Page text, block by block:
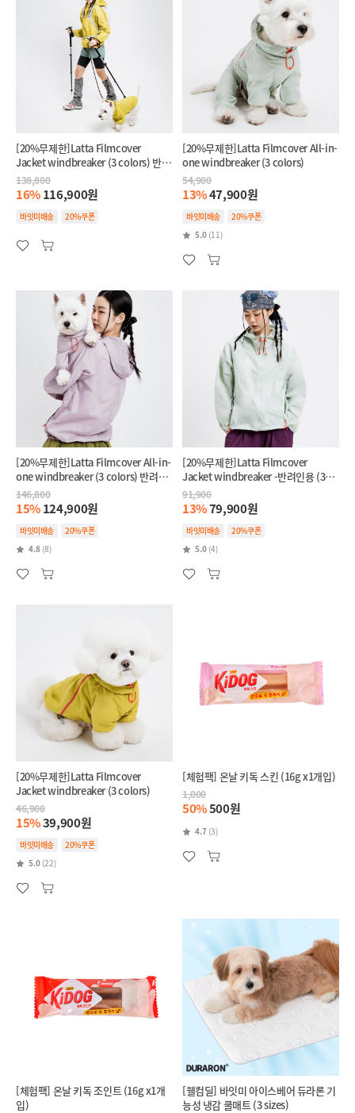
[20%무제한]Latta Filmcover
Jacket windbreaker (3 colors) 반려
견+반려인 SET
138,800
16%116,900원
바잇미배송 20%쿠폰
[20%무제한]Latta Filmcover All-in-
one windbreaker (3 colors)
54,900
13%47,900원
바잇미배송
20%쿠폰
5.0 (11)
[20%무제한]Latta Filmcover All-in-
one windbreaker (3 colors) 반려견
+반려인 SET
146,800
15%124,900원
바잇미배송
20%쿠폰
4.8 (8)
[20%무제한]Latta Filmcover
Jacket windbreaker -반려인용 (3
colors)
91,900
13%79,900원
바잇미배송
20%쿠폰
5.0 (4)
[20%무제한]Latta Filmcover
Jacket windbreaker (3 colors)
46,900
15%39,900원
바잇미배송
20%쿠폰
5.0 (22)
[체험팩] 온날 키독 스킨 (16g x1개입)
1,000
50%500원
4.7 (3)
[체험팩] 온날 키독 조인트 (16g x1개
입)
[웰컴딜] 바잇미 아이스베어 듀라론 기
능성 냉감 쿨매트 (3 sizes)